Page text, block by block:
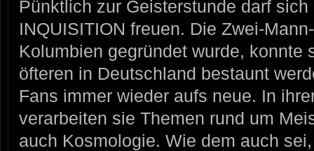
Pünktlich zur Geisterstunde darf
INQUISITION freuen. Die Zwei-
Kolumbien gegründet wurde, konnte
öfteren in Deutschland bestaunt
Fans immer wieder aufs neue. In
verarbeiten sie Themen rund um
auch Kosmologie. Wie dem auch